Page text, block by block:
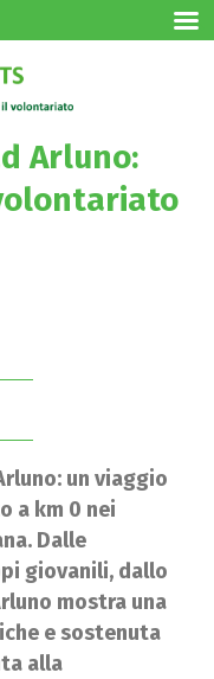
Arluno:
un viaggio
a km 0 nei
Dalle
giovanili, dallo
mostra una
e sostenuta
alla